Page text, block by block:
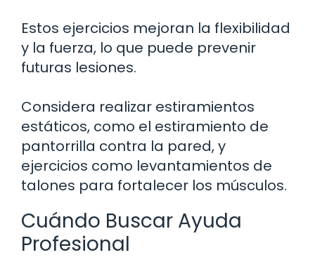
Estos ejercicios mejoran la flexibilidad
y la fuerza, lo que puede prevenir
futuras lesiones.
Considera realizar estiramientos
estáticos, como el estiramiento de
pantorrilla contra la pared, y
ejercicios como levantamientos de
talones para fortalecer los músculos.
Cuándo Buscar Ayuda
Profesional